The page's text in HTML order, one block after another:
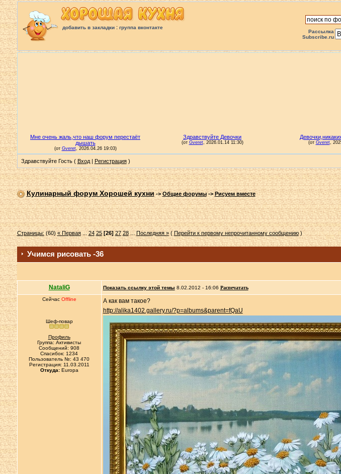
добавить в закладки: группа вконтакте
Рассылка
Subscribe.ru
Здравствуйте Гость ( Вход| Регистрация)
Кулинарный форум Хорошей кухни->Общие форумы-> Рисуем вместе
Страницы:(60)« Первая...24 25 [26] 27 28...Последняя »(Перейти к первому непрочитанному сообщению)
Учимся рисовать -36
NataliG Показать ссылку этой темы 8.02.2012 - 16:06 Распечатать
Сейчас Offline
Шеф-повар
Профиль
Группа: Активисты
Сообщений: 908
Спасибок: 1234
Пользователь №: 43 470
Регистрация: 11.03.2011
Откуда:Europa
А как вам такое?
http://alika1402.gallery.ru/?p=albums&parent=fQaU